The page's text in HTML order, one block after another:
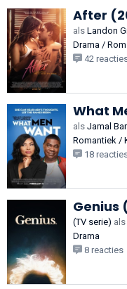
After
als Landon
Drama /
42
What
als Jamal
Romantiek /
18
Genius
(TV serie) als
Drama
8 reacties